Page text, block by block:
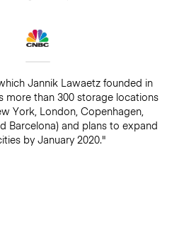
Jannik Lawaetz founded in
more than 300 storage locations
York, London, Copenhagen,
Barcelona) and plans to expand
by January 2020."